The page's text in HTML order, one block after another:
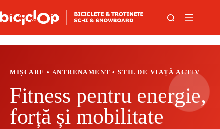
MIȘCARE • ANTRENAMENT • STIL DE VIAȚĂ ACTIV
Fitness pentru energie,
forță și mobilitate